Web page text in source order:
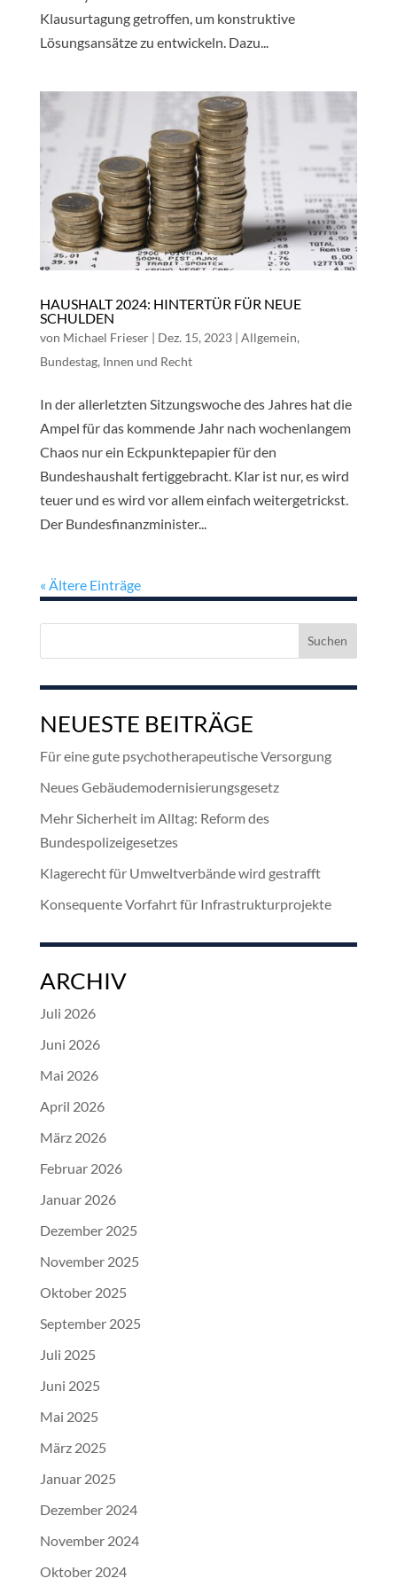
Klausurtagung getroffen, um konstruktive
Lösungsansätze zu entwickeln. Dazu...
HAUSHALT 2024: HINTERTÜR FÜR NEUE
SCHULDEN
von Michael Frieser| Dez. 15, 2023| Allgemein,
Bundestag, Innen und Recht
In der allerletzten Sitzungswoche des Jahres hat die
Ampel für das kommende Jahr nach wochenlangem
Chaos nur ein Eckpunktepapier für den
Bundeshaushalt fertiggebracht. Klar ist nur, es wird
teuer und es wird vor allem einfach weitergetrickst.
Der Bundesfinanzminister...
« Ältere Einträge
Suchen
NEUESTE BEITRÄGE
Für eine gute psychotherapeutische Versorgung
Neues Gebäudemodernisierungsgesetz
Mehr Sicherheit im Alltag: Reform des
Bundespolizeigesetzes
Klagerecht für Umweltverbände wird gestrafft
Konsequente Vorfahrt für Infrastrukturprojekte
ARCHIV
Juli 2026
Juni 2026
Mai 2026
April 2026
März 2026
Februar 2026
Januar 2026
Dezember 2025
November 2025
Oktober 2025
September 2025
Juli 2025
Juni 2025
Mai 2025
März 2025
Januar 2025
Dezember 2024
November 2024
Oktober 2024